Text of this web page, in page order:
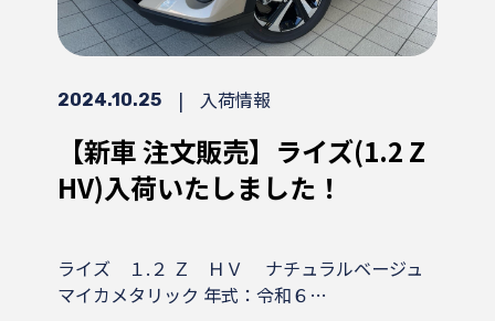
2024.10.25 | 入荷情報
【新車 注文販売】ライズ(1.2 Z
HV)入荷いたしました！
ライズ １.２ Ｚ ＨＶ ナチュラルベージュ
マイカメタリック 年式：令和６…